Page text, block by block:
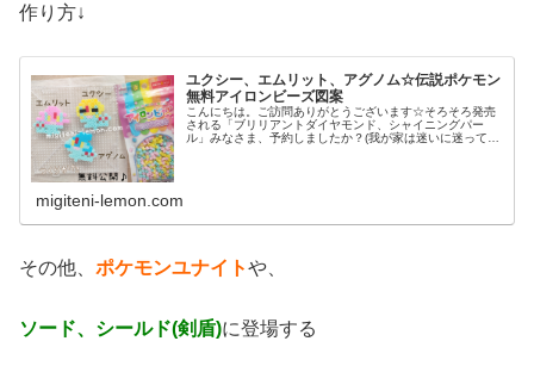
作り方↓
ユクシー、エムリット、アグノム☆伝説ポケモン
無料アイロンビーズ図案
こんにちは。ご訪問ありがとうございます☆そろそろ発売
される「ブリリアントダイヤモンド、シャイニングパー
ル」みなさま、予約しましたか？(我が家は迷いに迷ってブ
migiteni-lemon.com
その他、 ポケモンユナイトや、
ソード、シールド(剣盾)に登場する